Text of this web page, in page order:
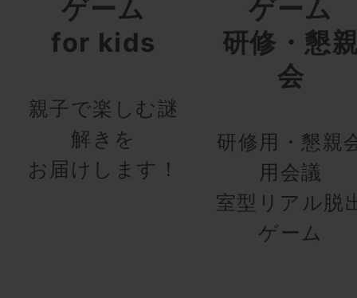
ゲーム
for kids
親子で楽しむ謎
解きを
お届けします！
ゲーム
研修・懇
会
研修用・懇親
用会議
室型リアル脱
ゲーム